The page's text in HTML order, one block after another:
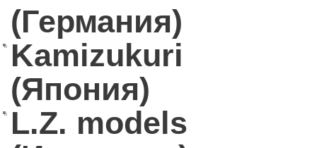
(Германия)
Kamizukuri
(Япония)
L.Z. models